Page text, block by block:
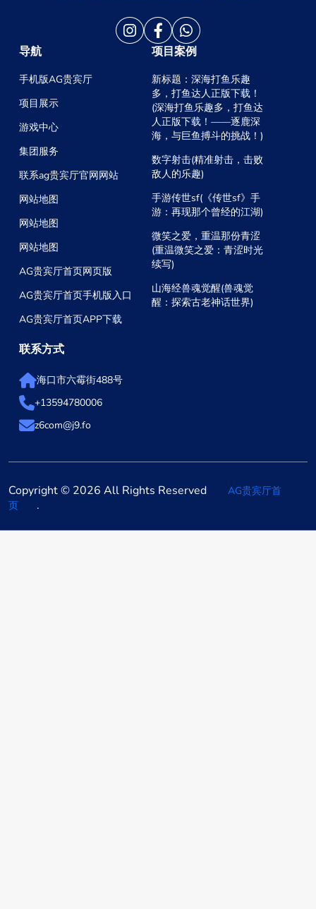
导航
手机版AG贵宾厅
项目展示
游戏中心
集团服务
联系ag贵宾厅官网网站
网站地图
网站地图
网站地图
AG贵宾厅首页网页版
AG贵宾厅首页手机版入口
AG贵宾厅首页APP下载
项目案例
新标题：深海打鱼乐趣
多，打鱼达人正版下载！
(深海打鱼乐趣多，打鱼达
人正版下载！——逐鹿深
海，与巨鱼搏斗的挑战！)
数字射击(精准射击，击败
敌人的乐趣)
手游传世sf(《传世sf》手
游：再现那个曾经的江湖)
微笑之爱，重温那份青涩
(重温微笑之爱：青涩时光
续写)
山海经兽魂觉醒(兽魂觉
醒：探索古老神话世界)
联系方式
海口市六霉街488号
+13594780006
z6com@j9.fo
Copyright © 2026 All Rights Reserved
AG贵宾厅首
页
.